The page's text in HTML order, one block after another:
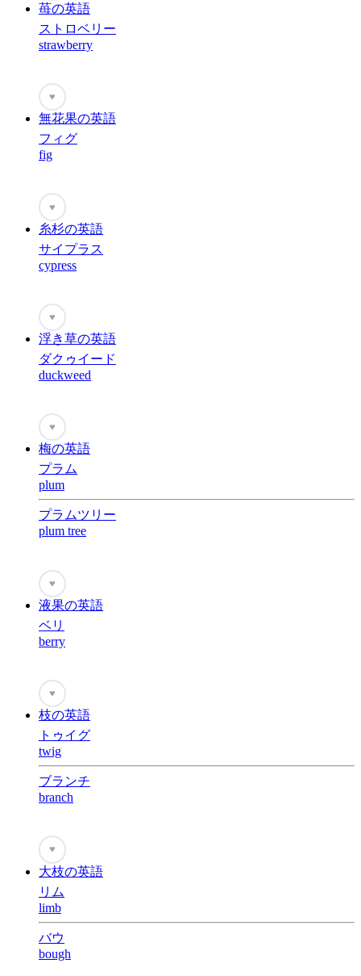
苺の英語
ストロベリー
strawberry
♥
無花果の英語
フィグ
fig
♥
糸杉の英語
サイプラス
cypress
♥
浮き草の英語
ダクゥイード
duckweed
♥
梅の英語
プラム
plum
プラムツリー
plum tree
♥
液果の英語
ベリ
berry
♥
枝の英語
トゥイグ
twig
ブランチ
branch
♥
大枝の英語
リム
limb
バウ
bough